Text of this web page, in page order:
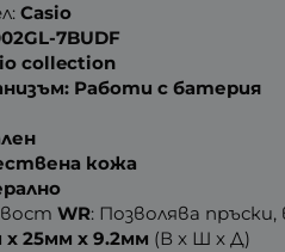
Casio
7BUDF
collection
Работи с батерия
кожа
WR: Позволява
x 25мм x 9.2мм (В x Ш x Д)